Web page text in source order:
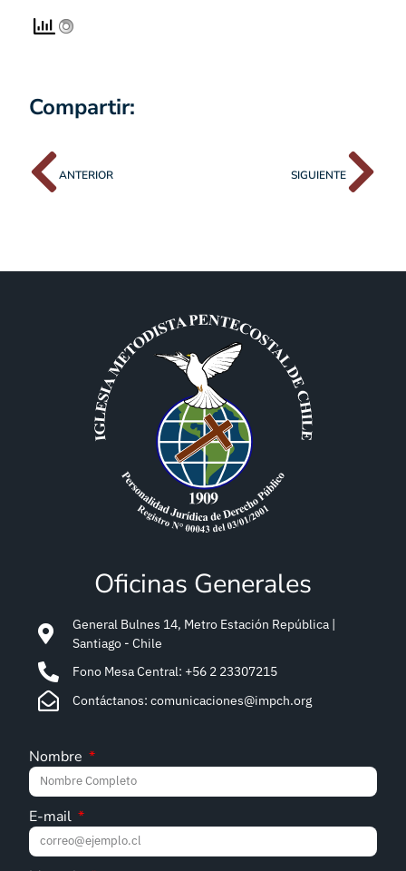
Compartir:
ANTERIOR SIGUIENTE
Oficinas Generales
General Bulnes 14, Metro Estación República |
Santiago - Chile
Fono Mesa Central: +56 2 23307215
Contáctanos: comunicaciones@impch.org
Nombre
E-mail